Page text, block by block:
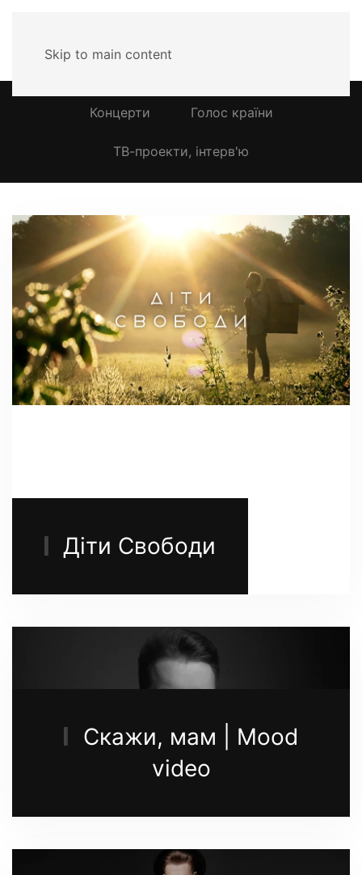
Skip to main content
Концерти Голос країни
ТВ-проекти, інтерв'ю
Діти Свободи
Скажи, мам | Mood
video